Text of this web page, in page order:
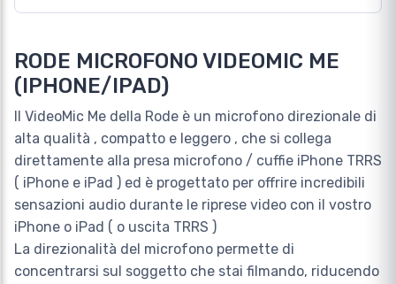
RODE MICROFONO VIDEOMIC ME
(IPHONE/IPAD)
Il VideoMic Me della Rode è un microfono direzionale di
alta qualità , compatto e leggero , che si collega
direttamente alla presa microfono / cuffie iPhone TRRS
( iPhone e iPad ) ed è progettato per offrire incredibili
sensazioni audio durante le riprese video con il vostro
iPhone o iPad ( o uscita TRRS )
La direzionalità del microfono permette di
concentrarsi sul soggetto che stai filmando, riducendo